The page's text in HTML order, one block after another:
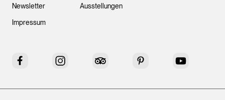
Newsletter
Impressum
Ausstellungen
Facebook Instagram Tripadvisor Pinterest YouTube